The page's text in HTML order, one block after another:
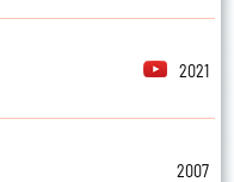
2021
2007